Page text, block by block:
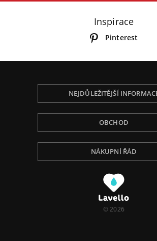
Inspirace
Pinterest
NEJDŮLEŽITĚJŠÍ
OBCHOD
NÁKUPNÍ ŘÁD
© 2026
Používáme Cookies, abychom Vám
nejlepší zkušenost při procházení,
obsah na stránce, analyzovali
Vám relevantní reklamu. Pro více
naší Politiku ochrany osobních údajů.